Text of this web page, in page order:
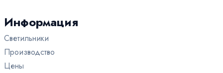
В прихожую
Светопрозрачные
С трековыми светильниками
С рисунком
Информация
Светильники
Производство
Цены